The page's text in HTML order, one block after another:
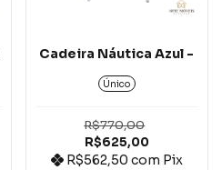
Cadeira Náutica Azul -
Único
R$770,00
R$625,00
R$562,50 com Pix